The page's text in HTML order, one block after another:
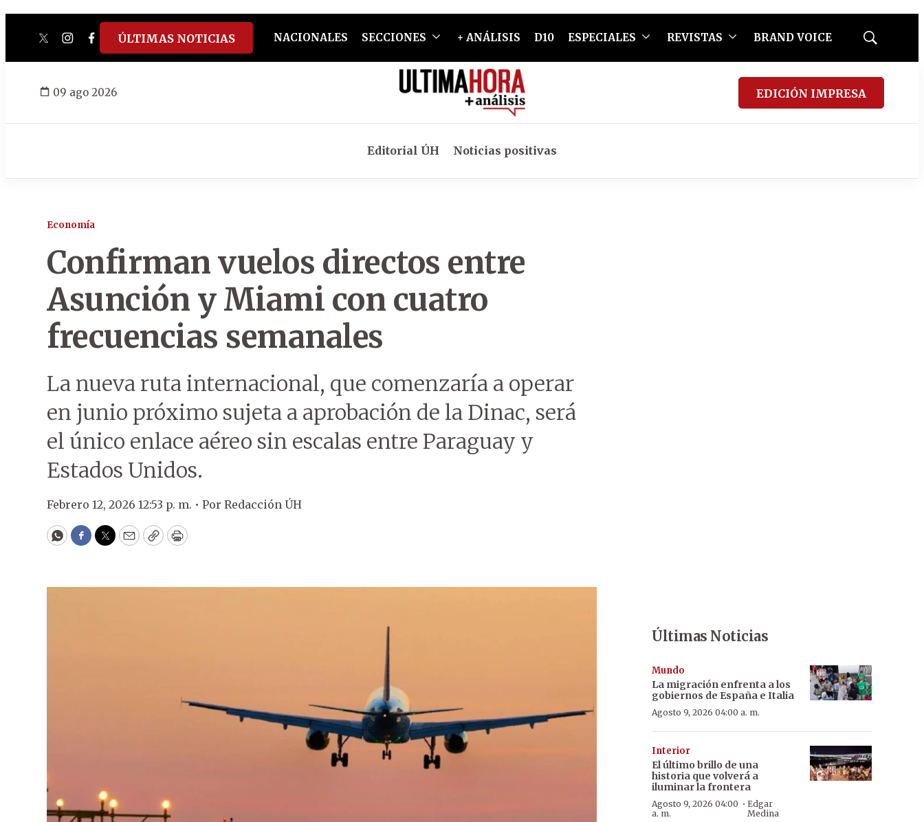
twitterinstagram
facebook
tiktokyoutube
spotify
ÚLTIMAS NOTICIAS NACIONALES SECCIONES + ANÁLISIS D10 ESPECIALES REVISTAS BRAND VOICE
Mostrar
09 ago 2026 EDICIÓN IMPRESA
Editorial ÚH Noticias positivas
Economía
Confirman vuelos directos entre
Asunción y Miami con cuatro
frecuencias semanales
La nueva ruta internacional, que comenzaría a operar
en junio próximo sujeta a aprobación de la Dinac, será
el único enlace aéreo sin escalas entre Paraguay y
Estados Unidos.
Febrero 12, 2026 12:53 p. m. • Por Redacción ÚH
WhatsApp
Facebook
Twitter
EmailCopyPrint
Últimas Noticias
Mundo
La migración enfrenta a los
gobiernos de España e Italia
Agosto 9, 2026 04:00 a. m.
Interior
El último brillo de una
historia que volverá a
iluminar la frontera
Agosto 9, 2026 04:00
a. m.
·Edgar
Medina